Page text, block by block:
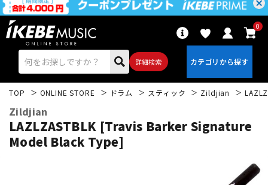
詳細検索
0
TOP ONLINE STORE ドラム スティック Zildjian
Zildjian
LAZLZASTBLK [Travis Barker Signature
Model Black Type]